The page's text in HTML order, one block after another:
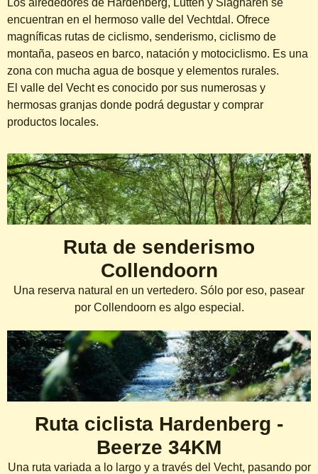
Los alrededores de Hardenberg, Lutten y Slagharen se
encuentran en el hermoso valle del Vechtdal. Ofrece
magníficas rutas de ciclismo, senderismo, ciclismo de
montaña, paseos en barco, natación y motociclismo. Es una
zona con mucha agua de bosque y elementos rurales.
El valle del Vecht es conocido por sus numerosas y
hermosas granjas donde podrá degustar y comprar
productos locales.
Rutas de ciclismo y senderismo
Ruta de senderismo
Collendoorn
Una reserva natural en un vertedero. Sólo por eso, pasear
por Collendoorn es algo especial.
Ruta ciclista Hardenberg -
Beerze 34KM
Una ruta variada a lo largo y a través del Vecht, pasando por